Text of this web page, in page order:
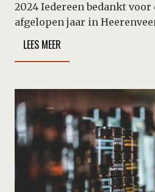
2024 Iedereen bedankt voor
afgelopen jaar in
LEES MEER